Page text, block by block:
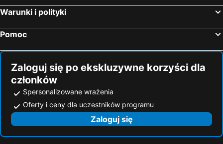
Warunki i polityki
Pomoc
Zaloguj się po ekskluzywne korzyści dla
członków
Spersonalizowane wrażenia
Oferty i ceny dla uczestników programu
Zaloguj się